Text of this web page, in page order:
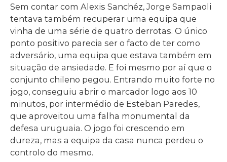
Sem contar com Alexis Sanchéz, Jorge Sampaoli
tentava também recuperar uma equipa que
vinha de uma série de quatro derrotas. O único
ponto positivo parecia ser o facto de ter como
adversário, uma equipa que estava também em
situação de ansiedade. E foi mesmo por aí que o
conjunto chileno pegou. Entrando muito forte no
jogo, conseguiu abrir o marcador logo aos 10
minutos, por intermédio de Esteban Paredes,
que aproveitou uma falha monumental da
defesa uruguaia. O jogo foi crescendo em
dureza, mas a equipa da casa nunca perdeu o
controlo do mesmo.